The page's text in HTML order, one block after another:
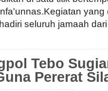
seluruh jamaah
Tebo
Pererat